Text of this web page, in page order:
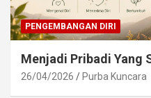
PENGEMBANGAN DIRI
Menjadi Pribadi Yang
26/04/2026 Purba Kuncara